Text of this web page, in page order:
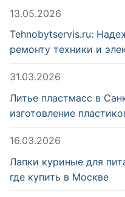
13.05.2026
Tehnobytservis.ru:
ремонту техники и
31.03.2026
Литье пластмасс в
изготовление
16.03.2026
Лапки куриные для
где купить в Москве